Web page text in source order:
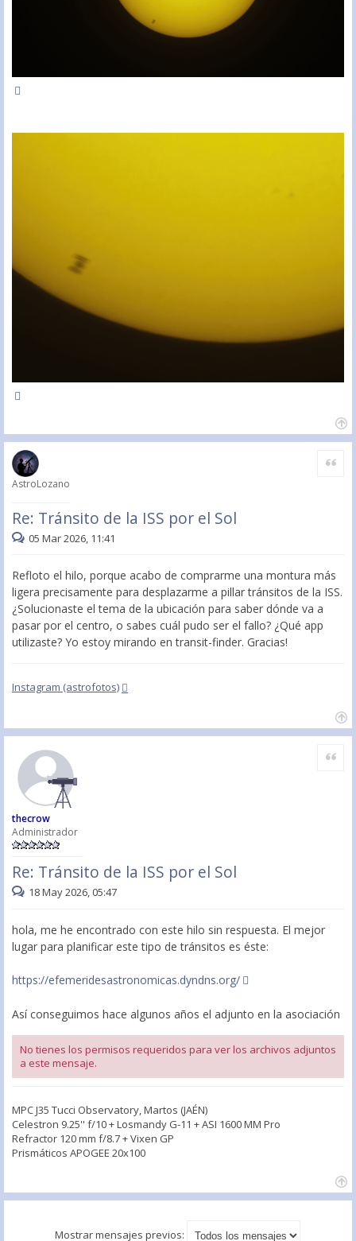
AstroLozano
Re: Tránsito de la ISS por el Sol
Citar
05 Mar 2026, 11:41
Refloto el hilo, porque acabo de comprarme una montura más
ligera precisamente para desplazarme a pillar tránsitos de la ISS.
¿Solucionaste el tema de la ubicación para saber dónde va a
pasar por el centro, o sabes cuál pudo ser el fallo? ¿Qué app
utilizaste? Yo estoy mirando en transit-finder. Gracias!
Instagram (astrofotos)
thecrow
Administrador
Re: Tránsito de la ISS por el Sol
Citar
18 May 2026, 05:47
hola, me he encontrado con este hilo sin respuesta. El mejor
lugar para planificar este tipo de tránsitos es éste:
https://efemeridesastronomicas.dyndns.org/
Así conseguimos hace algunos años el adjunto en la asociación
No tienes los permisos requeridos para ver los archivos adjuntos
a este mensaje.
MPC J35 Tucci Observatory, Martos (JAÉN)
Celestron 9.25'' f/10 + Losmandy G-11 + ASI 1600 MM Pro
Refractor 120 mm f/8.7 + Vixen GP
Prismáticos APOGEE 20x100
Mostrar mensajes previos: